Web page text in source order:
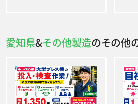
愛知県&その他製造のその他